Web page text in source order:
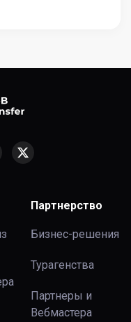
Партнерство
Бизнес-решения
Турагенства
Партнеры и
Вебмастера